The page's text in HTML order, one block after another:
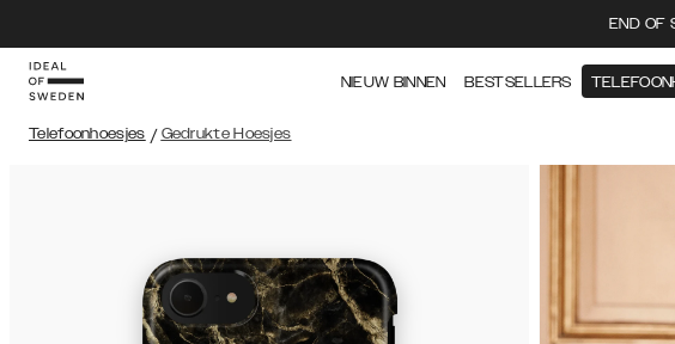
END OF
NIEUW BINNEN BESTSELLERS
Telefoonhoesjes / Gedrukte Hoesjes